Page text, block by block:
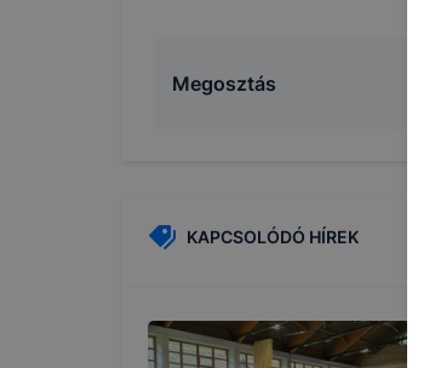
Megosztás
KAPCSOLÓDÓ HÍREK